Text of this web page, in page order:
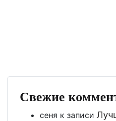
Свежие
сеня к записи